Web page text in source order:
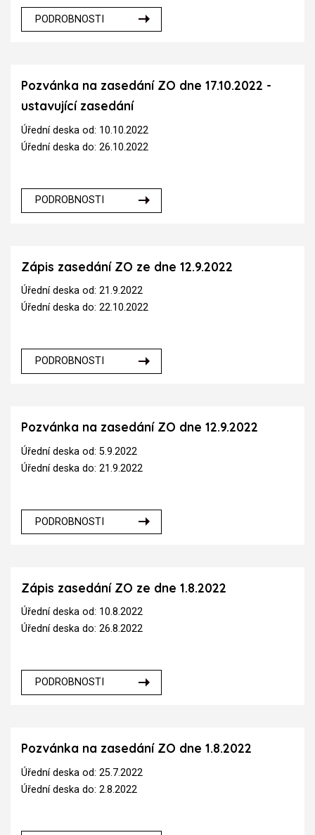
PODROBNOSTI
Pozvánka na zasedání ZO dne 17.10.2022 -
ustavující zasedání
Úřední deska od: 10.10.2022
Úřední deska do: 26.10.2022
PODROBNOSTI
Zápis zasedání ZO ze dne 12.9.2022
Úřední deska od: 21.9.2022
Úřední deska do: 22.10.2022
PODROBNOSTI
Pozvánka na zasedání ZO dne 12.9.2022
Úřední deska od: 5.9.2022
Úřední deska do: 21.9.2022
PODROBNOSTI
Zápis zasedání ZO ze dne 1.8.2022
Úřední deska od: 10.8.2022
Úřední deska do: 26.8.2022
PODROBNOSTI
Pozvánka na zasedání ZO dne 1.8.2022
Úřední deska od: 25.7.2022
Úřední deska do: 2.8.2022